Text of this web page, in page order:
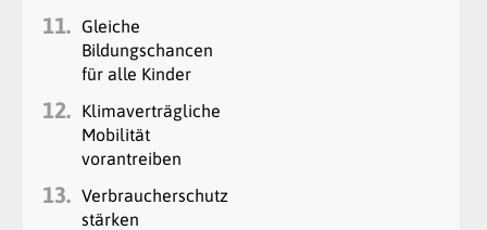
11.
Gleiche
Bildungschancen
für alle Kinder
12.
Klimaverträgliche
Mobilität
vorantreiben
13. Verbraucherschutz
stärken